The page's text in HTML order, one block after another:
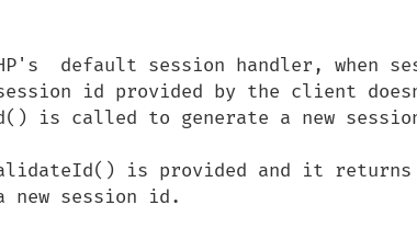
default session handler, when
id provided by the client
is called to generate a new
is provided and it
new session id.